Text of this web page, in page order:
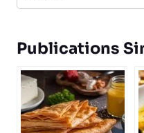
Publications